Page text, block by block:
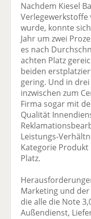
Nachdem Kiesel
wurde, konnte
Jahr um zwei
es nach
achten Platz
beiden
gering. Und in
inzwischen zum
Firma sogar mit
Qualität
Leistungs-
Kategorie
Platz.
Marketing und
die alle die Note
Außendienst,